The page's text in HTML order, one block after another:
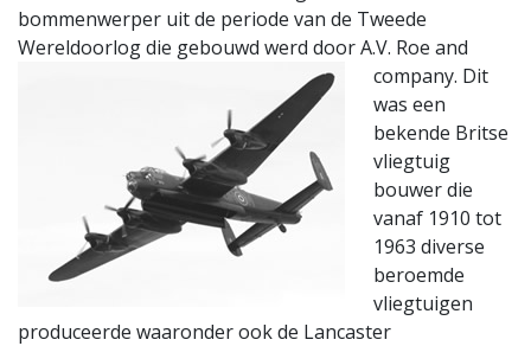
bommenwerper uit de periode van de Tweede
Wereldoorlog die gebouwd werd door A.V. Roe and
company. Dit
was een
bekende Britse
vliegtuig
bouwer die
vanaf 1910 tot
1963 diverse
beroemde
vliegtuigen
produceerde waaronder ook de Lancaster